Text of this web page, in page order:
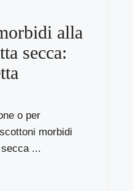
alla
secca:
o per
morbidi
...